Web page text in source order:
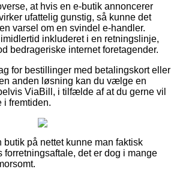
at hvis en e-butik annoncerer
ufattelig gunstig, så kunne det
varsel om en svindel e-handler.
inkluderet i en retningslinje,
bedrageriske internet foretagender.
for bestillinger med betalingskort eller
anden løsning kan du vælge en
ViaBill, i tilfælde af at du gerne vil
i fremtiden.
butik på nettet kunne man faktisk
forretningsaftale, det er dog i mange